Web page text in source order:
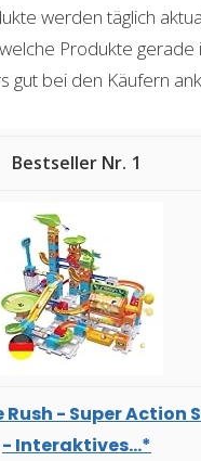
werden täglich
Produkte gerade
gut bei den Käufern
1
- Super Action
- Interaktives...*